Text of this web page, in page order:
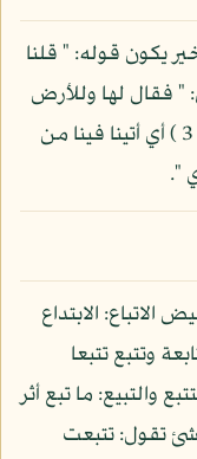
يكون قوله: " قلنا
" فقال لها وللأرض
ائتيا طوعا أو كرها قالتا أتينا طائعين " ( 3 ) أي أتينا فينا من
".
الاتباع: الابتداع
وتتبع تتبعا
والتبيع: ما تبع أثر
تقول: تتبعت